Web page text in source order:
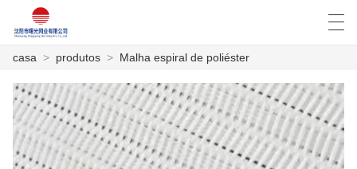
CASA
العربية Deutsch English
casa > produtos > Malha espiral de poliéster